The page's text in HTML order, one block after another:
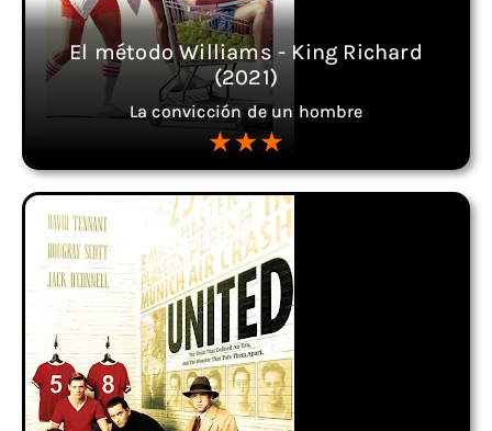
El método Williams - King Richard
(2021)
La convicción de un hombre